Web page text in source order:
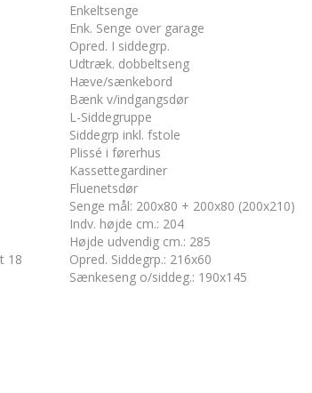
18
Enkeltsenge
Enk. Senge over garage
Opred. I siddegrp.
Udtræk. dobbeltseng
Hæve/sænkebord
Bænk v/indgangsdør
L-Siddegruppe
Siddegrp inkl. fstole
Plissé i førerhus
Kassettegardiner
Fluenetsdør
Senge mål: 200x80 + 200x80 (200x210)
Indv. højde cm.: 204
Højde udvendig cm.: 285
Opred. Siddegrp.: 216x60
Sænkeseng o/siddeg.: 190x145